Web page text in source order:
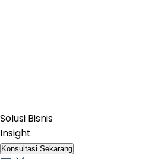
Solusi Bisnis
Insight
Konsultasi Sekarang